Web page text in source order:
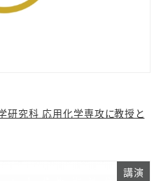
研究科 応用化学専攻に教授と
講演